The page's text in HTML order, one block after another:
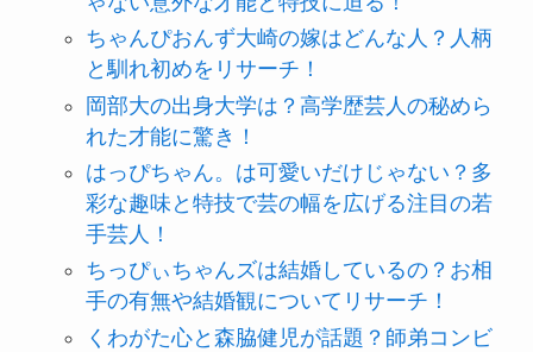
ちゃんぴおんず大崎の嫁はどんな人？人柄
と馴れ初めをリサーチ！
岡部大の出身大学は？高学歴芸人の秘めら
れた才能に驚き！
はっぴちゃん。は可愛いだけじゃない？多
彩な趣味と特技で芸の幅を広げる注目の若
手芸人！
ちっぴぃちゃんズは結婚しているの？お相
手の有無や結婚観についてリサーチ！
くわがた心と森脇健児が話題？師弟コンビ